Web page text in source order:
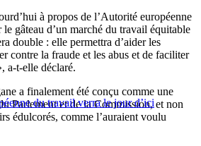
à propos de l’Autorité européenne
gâteau d’un marché du travail équitable
double : elle permettra d’aider les
contre la fraude et les abus et de faciliter
a-t-elle déclaré.
du travail verra le jour d’ici
a finalement été conçu comme une
Parlement et de la Commission, et non
édulcorés, comme l’auraient voulu